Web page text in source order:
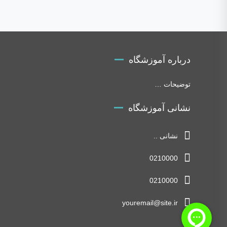
درباره آموزشگاه
توضیحات …
نشانی آموزشگاه
نشانی ..
0210000
0210000
youremail@site.ir